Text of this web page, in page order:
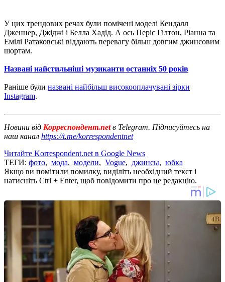
У цих трендових речах були помічені моделі Кендалл
Дженнер, Джіджі і Белла Хадід. А ось Періс Гілтон, Ріанна та
Емілі Ратаковські віддають перевагу більш довгим джинсовим
шортам.
Названі найстильніші музиканти останніх 50 років
Раніше були названі найбільш високооплачувані зірки
Instagram.
Новини від Корреспондент.netв Telegram. Підписуйтесь на
наш канал https://t.me/korrespondentnet
Читайте Korrespondent.net в Google News
ТЕГИ: фото, мода, модели, Vogue, джинсы, юбка
Якщо ви помітили помилку, виділіть необхідний текст і
натисніть Ctrl + Enter, щоб повідомити про це редакцію.